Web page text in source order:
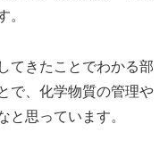
。
てきたことでわかる部
で、化学物質の管理や
と思っています。